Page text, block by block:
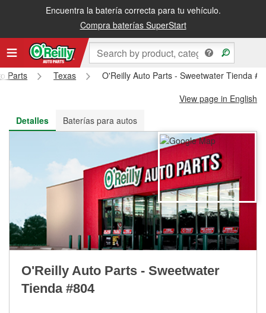
Encuentra la batería correcta para tu vehículo.
Compra baterías SuperStart
Recibe tu orden gratis al día siguiente o recógela en la tienda
Parts Texas
O'Reilly Auto Parts - Sweetwater Tienda
View page in English
Detalles
Baterías para autos
O'Reilly Auto Parts - Sweetwater
Tienda #804